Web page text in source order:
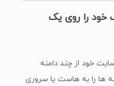
خود را روی یک
خود از چند دامنه
ها را به هاست یا سروری